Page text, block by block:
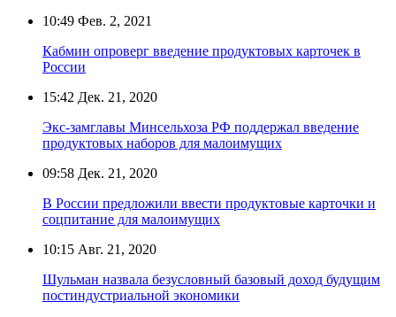
10:49 Фев. 2, 2021
Кабмин опроверг введение продуктовых карточек в
России
15:42 Дек. 21, 2020
Экс-замглавы Минсельхоза РФ поддержал введение
продуктовых наборов для малоимущих
09:58 Дек. 21, 2020
В России предложили ввести продуктовые карточки и
соцпитание для малоимущих
10:15 Авг. 21, 2020
Шульман назвала безусловный базовый доход будущим
постиндустриальной экономики